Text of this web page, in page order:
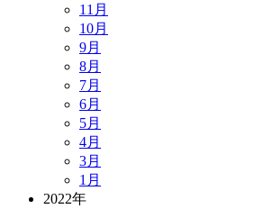
11月
10月
9月
8月
7月
6月
5月
4月
3月
1月
2022年